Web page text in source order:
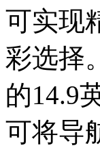
可实现
彩选择
的14.9
可将导